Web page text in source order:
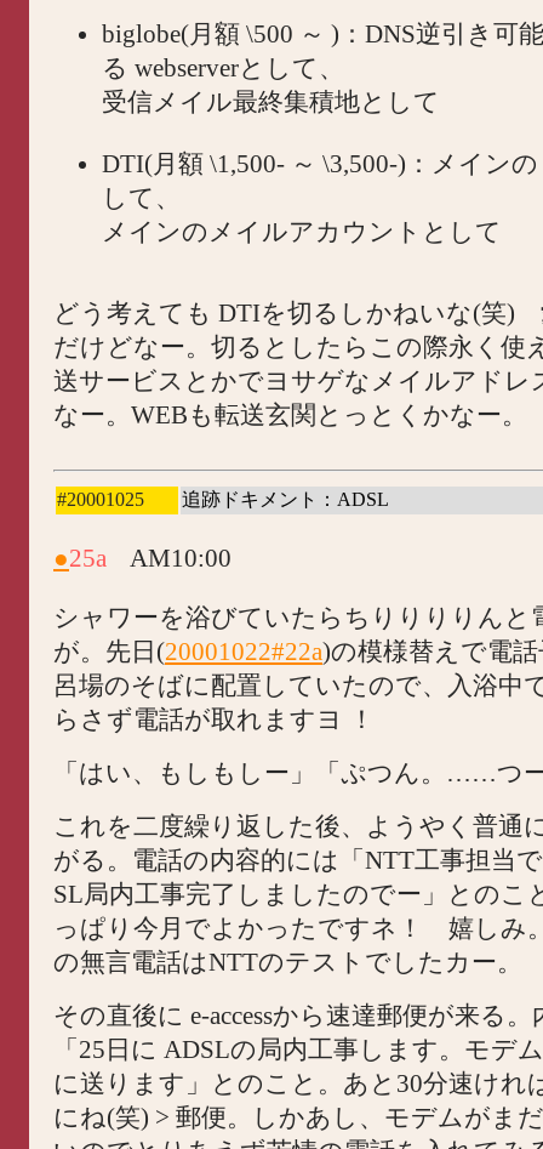
biglobe(月額 \500 ～ )：DNS逆引き可
る webserverとして、
受信メイル最終集積地として
DTI(月額 \1,500- ～ \3,500-)：メインの
して、
メインのメイルアカウントとして
どう考えても DTIを切るしかねいな(笑)
だけどなー。切るとしたらこの際永く使
送サービスとかでヨサゲなメイルアドレ
なー。WEBも転送玄関とっとくかなー。
#20001025 追跡ドキメント：ADSL
●25a AM10:00
シャワーを浴びていたらちりりりりんと
が。先日(20001022#22a)の模様替えで電
呂場のそばに配置していたので、入浴中
らさず電話が取れますヨ ！
「はい、もしもしー」「ぷつん。……つ
これを二度繰り返した後、ようやく普通
がる。電話の内容的には「NTT工事担当
SL局内工事完了しましたのでー」とのこ
っぱり今月でよかったですネ！ 嬉しみ
の無言電話はNTTのテストでしたカー。
その直後に e-accessから速達郵便が来る
「25日に ADSLの局内工事します。モデ
に送ります」とのこと。あと30分速けれ
にね(笑) > 郵便。しかあし、モデムがま